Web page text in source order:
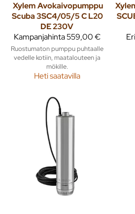
Xylem Avokaivopumppu
Scuba 3SC4/05/5 C L20
DE 230V
Kampanjahinta559,00 €
Ruostumaton pumppu puhtaalle
vedelle kotiin, maatalouteen ja
mökille.
Heti saatavilla